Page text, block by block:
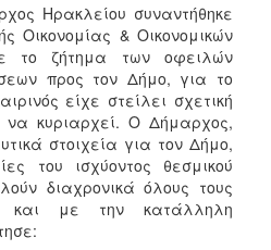
Ηρακλείου συναντήθηκε
Οικονομίας & Οικονομικών
το ζήτημα των οφειλών
προς τον Δήμο, για το
είχε στείλει σχετική
να κυριαρχεί. Ο Δήμαρχος,
στοιχεία για τον Δήμο,
του ισχύοντος θεσμικού
διαχρονικά όλους τους
και με την κατάλληλη